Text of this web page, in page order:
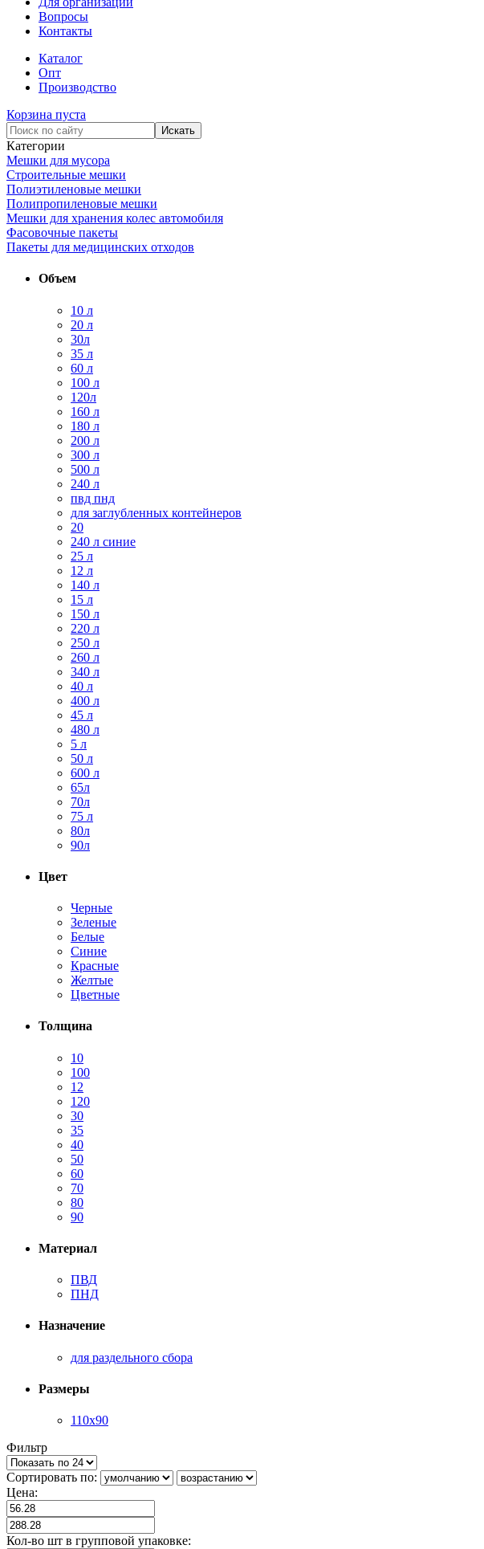
Вопросы
Контакты
Каталог
Опт
Производство
Корзина пуста
Категории
Мешки для мусора
Строительные мешки
Полиэтиленовые мешки
Полипропиленовые мешки
Мешки для хранения колес автомобиля
Фасовочные пакеты
Пакеты для медицинских отходов
Объем
10 л
20 л
30л
35 л
60 л
100 л
120л
160 л
180 л
200 л
300 л
500 л
240 л
пвд пнд
для заглубленных контейнеров
20
240 л синие
25 л
12 л
140 л
15 л
150 л
220 л
250 л
260 л
340 л
40 л
400 л
45 л
480 л
5 л
50 л
600 л
65л
70л
75 л
80л
90л
Цвет
Черные
Зеленые
Белые
Синие
Красные
Желтые
Цветные
Толщина
10
100
12
120
30
35
40
50
60
70
80
90
Материал
ПВД
ПНД
Назначение
для раздельного сбора
Размеры
110х90
Фильтр
Сортировать по:
Цена:
Кол-во шт в групповой упаковке: